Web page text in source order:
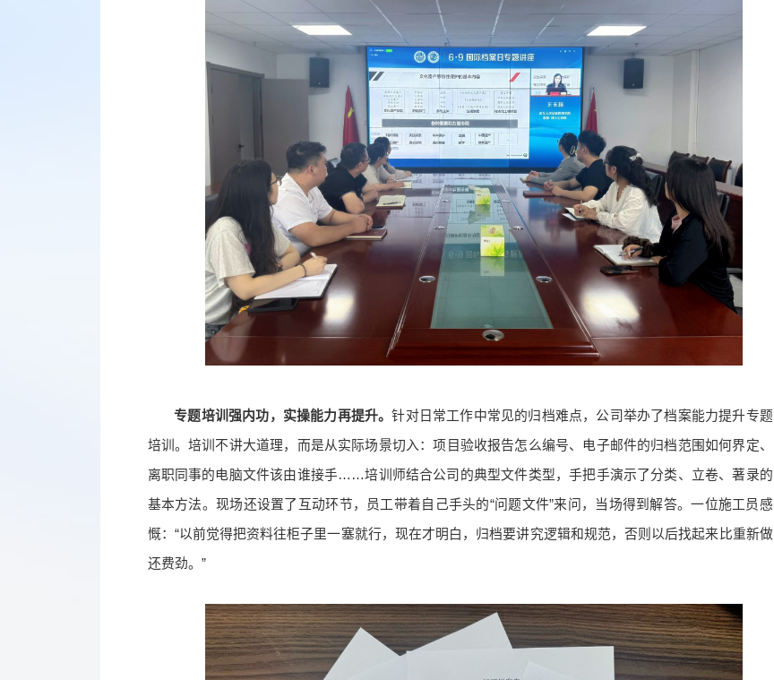
专题培训强内功，实操能力再提升。针对日常工作中常见的归档难点，公司举办了档案能力提升专题
培训。培训不讲大道理，而是从实际场景切入：项目验收报告怎么编号、电子邮件的归档范围如何界定、
离职同事的电脑文件该由谁接手……培训师结合公司的典型文件类型，手把手演示了分类、立卷、著录的
基本方法。现场还设置了互动环节，员工带着自己手头的“问题文件”来问，当场得到解答。一位施工员感
慨：“以前觉得把资料往柜子里一塞就行，现在才明白，归档要讲究逻辑和规范，否则以后找起来比重新做
还费劲。”